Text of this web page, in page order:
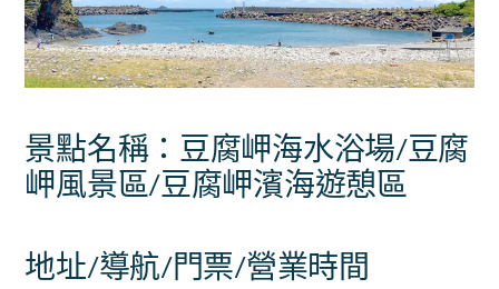
景點名稱：豆腐岬海水浴場/豆腐
岬風景區/豆腐岬濱海遊憩區
地址/導航/門票/營業時間